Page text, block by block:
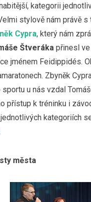
kategorii
stylově nám právě
Cypra, který nám
Štveráka přinesl
jménem Feidippidés.
Zbyněk
sportu u nás vzdal
přístup k tréninku i
kategoriích
města